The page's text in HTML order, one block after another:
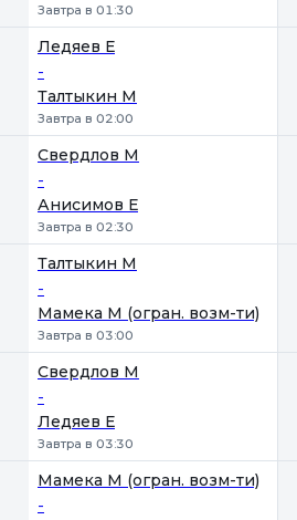
Завтра в 01:30
Ледяев Е
-
Талтыкин М
Завтра в 02:00
Свердлов М
-
Анисимов Е
Завтра в 02:30
Талтыкин М
-
Мамека М (огран. возм-ти)
Завтра в 03:00
Свердлов М
-
Ледяев Е
Завтра в 03:30
Мамека М (огран. возм-ти)
-